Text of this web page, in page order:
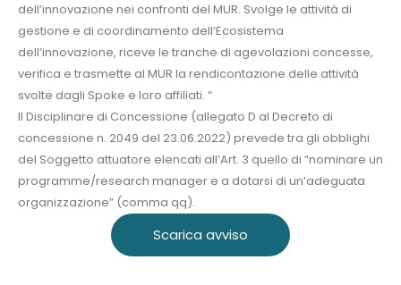
dell’innovazione nei confronti del MUR. Svolge le attività di
gestione e di coordinamento dell’Ecosistema
dell’innovazione, riceve le tranche di agevolazioni concesse,
verifica e trasmette al MUR la rendicontazione delle attività
svolte dagli Spoke e loro affiliati. “
Il Disciplinare di Concessione (allegato D al Decreto di
concessione n. 2049 del 23.06.2022) prevede tra gli obblighi
del Soggetto attuatore elencati all’Art. 3 quello di “nominare un
programme/research manager e a dotarsi di un’adeguata
organizzazione” (comma qq).
Scarica avviso